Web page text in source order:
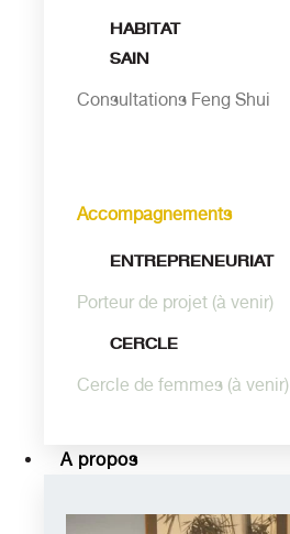
HABITAT
SAIN
Consultations Feng Shui
Accompagnements
ENTREPRENEURIAT
Porteur de projet (à venir)
CERCLE
Cercle de femmes (à venir)
A propos